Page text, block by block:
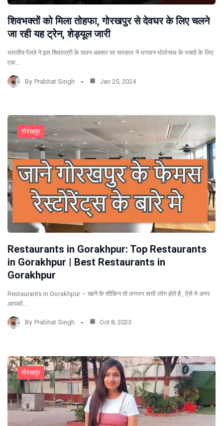
शिवभक्तों को मिला तोहफा, गोरखपुर से देवघर के लिए चलने
जा रही यह ट्रेन, शेड्यूल जारी
भारतीय रेलवे ने इस शिवरात्री के पावन अवसर पर सरकार ने भगवान भोलेनाथ के भक्तो के लिए
एक…
By Prabhat Singh Jan 25, 2024
गोरखपुर
Restaurants in Gorakhpur: Top Restaurants
in Gorakhpur | Best Restaurants in
Gorakhpur
Restaurants in Gorakhpur – खाने के शौकिन तो लगभग सभी लोग होते है , ऐसे मे अगर
आपको…
By Prabhat Singh Oct 8, 2023
गोरखपुर